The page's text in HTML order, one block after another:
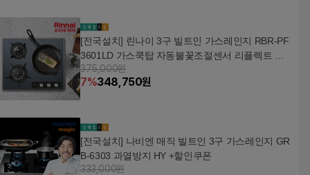
[전국설치] 린나이 3구 빌트인 가스레인지 RBR-PF
3601LD 가스쿡탑 자동불꽃조절센서 리플렉트 HY
+할인쿠폰
375,000원
7%348,750원
[전국설치] 나비엔 매직 빌트인 3구 가스레인지 GR
B-6303 과열방지 HY +할인쿠폰
333,000원